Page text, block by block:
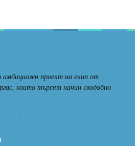
проект на екип от
които търсят начин сводобно